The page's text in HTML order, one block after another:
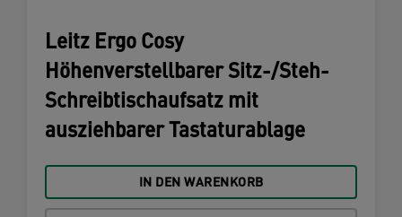
Leitz Ergo Cosy
Höhenverstellbarer Sitz-/Steh-
Schreibtischaufsatz mit
ausziehbarer Tastaturablage
IN DEN WARENKORB